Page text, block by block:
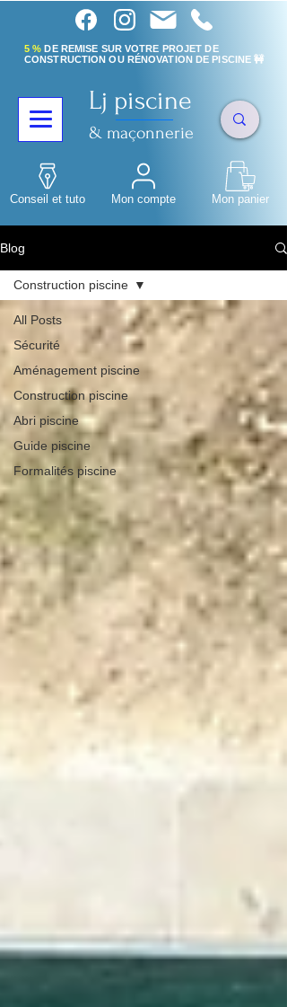
5 % DE REMISE SUR VOTRE PROJET DE
CONSTRUCTION OU RÉNOVATION DE PISCINE 🚧
Conseil et tuto
Lj piscine
& maçonnerie
Mon compte Mon panier
Blog
All Posts
Sécurité
Aménagement piscine
Construction piscine
Abri piscine
Guide piscine
Formalités piscine
Construction piscine